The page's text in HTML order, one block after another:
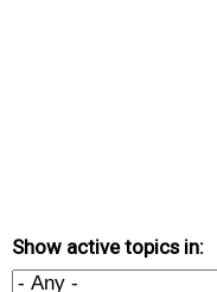
Show active topics in: